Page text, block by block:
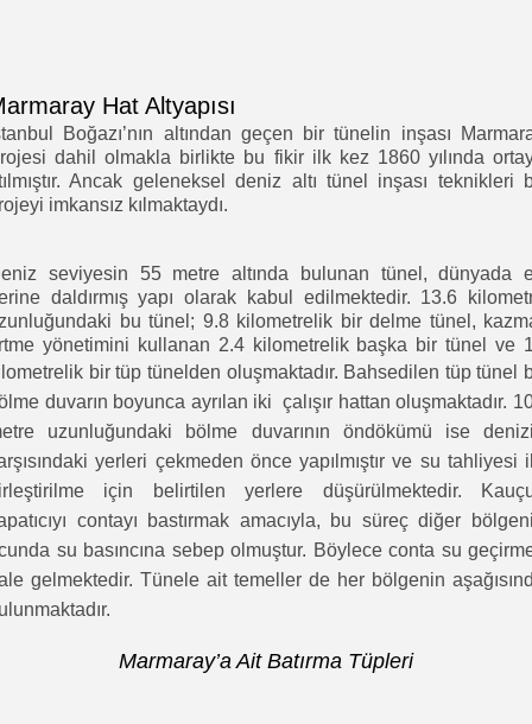
Hat Altyapısı
Boğazı’nın altından geçen bir tünelin inşası
dahil olmakla birlikte bu fikir ilk kez 1860 yılında
Ancak geleneksel deniz altı tünel inşası teknikleri
imkansız kılmaktaydı.
seviyesin 55 metre altında bulunan tünel, dünyada
daldırmış yapı olarak kabul edilmektedir. 13.6
bu tünel; 9.8 kilometrelik bir delme tünel,
yönetimini kullanan 2.4 kilometrelik başka bir tünel ve
bir tüp tünelden oluşmaktadır. Bahsedilen tüp tünel
duvarın boyunca ayrılan iki çalışır hattan oluşmaktadır.
uzunluğundaki bölme duvarının öndökümü ise
yerleri çekmeden önce yapılmıştır ve su tahliyesi
için belirtilen yerlere düşürülmektedir.
contayı bastırmak amacıyla, bu süreç diğer
su basıncına sebep olmuştur. Böylece conta su
gelmektedir. Tünele ait temeller de her bölgenin
Marmaray’a Ait Batırma Tüpleri